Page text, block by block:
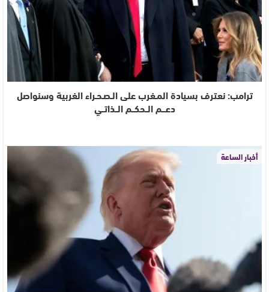
ترامب: نعترف بسيادة المـغرب على الـصـحـراء الغربية وسنواصل
دعـــم الــحكــم الــذاتــي
أخبار الساعة